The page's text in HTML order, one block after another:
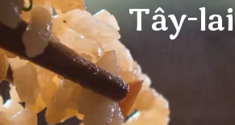
Tây-lai